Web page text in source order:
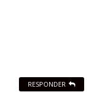
RESPONDER